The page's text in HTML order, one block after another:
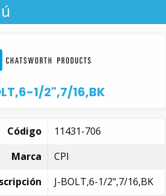
1/2",7/16,BK
Código
11431-706
Marca
CPI
J-BOLT,6-1/2",7/16,BK